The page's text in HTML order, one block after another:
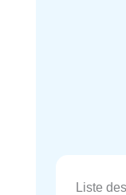
Liste